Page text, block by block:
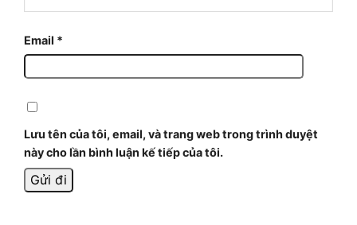
Email *
Lưu tên của tôi, email, và trang web trong trình duyệt
này cho lần bình luận kế tiếp của tôi.